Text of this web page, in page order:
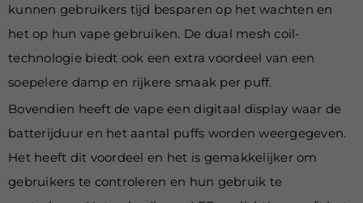
kunnen gebruikers tijd besparen op het wachten en
het op hun vape gebruiken. De dual mesh coil-
technologie biedt ook een extra voordeel van een
soepelere damp en rijkere smaak per puff.
Bovendien heeft de vape een digitaal display waar de
batterijduur en het aantal puffs worden weergegeven.
Het heeft dit voordeel en het is gemakkelijker om
gebruikers te controleren en hun gebruik te